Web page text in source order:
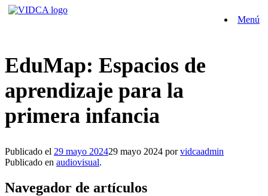
Saltar
Menú
EduMap: Espacios de
aprendizaje para la
primera infancia
Publicado el 29 mayo 202429 mayo 2024 porvidcaadmin
Publicado en audiovisual.
Navegador de artículos